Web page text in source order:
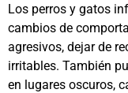
Los perros y gatos
cambios de
agresivos, dejar de
irritables. También
en lugares oscuros,